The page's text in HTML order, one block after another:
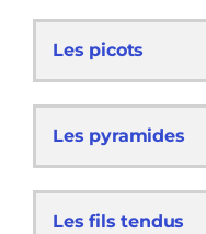
Les picots
Les pyramides
Les fils tendus